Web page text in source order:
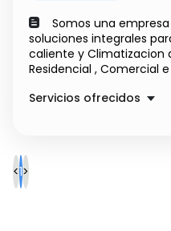
Somos una
soluciones integrales
caliente y Climatizacion
Residencial , Comercial
Servicios ofrecidos
<1>